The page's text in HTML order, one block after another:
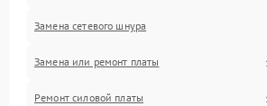
Замена сетевого шнура
Замена или ремонт платы
Ремонт силовой платы